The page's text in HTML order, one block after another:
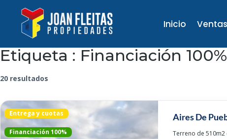
Inicio Ventas
Etiqueta : Financiación 100%
20 resultados
Entrega y cuotas
Financiación 100%
Aires De
Terreno de 510m2